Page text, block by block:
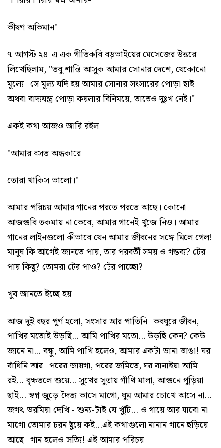
ভীষণ অভিমান"
৭ আগস্ট ২৪-এ এক গীতিকবি বড়ভাইয়ের মেসেজের উত্তরে
লিখেছিলাম, "তবু শান্তি আসুক আমার সোনার দেশে, যেকোনো
মূল্যে। সে মূল্য যদি হয় আমার সোনার সংসারের পোড়া ছাই
অথবা বাদ্যযন্ত্র পোড়া কয়লার বিনিময়ে, তাতেও দুঃখ নেই।"
একই কথা আজও জারি রইল।
"আমার বসত অন্ধকারে—
তোরা থাকিস ভালো।"
আমার পরিচয় আমার গানের পরতে পরতে আছে। কোনো
আজগুবি তকমায় না ভেবে, আমার গানেই খুঁজে নিও। আমার
গানের লাইনগুলো কীভাবে যেন আমার জীবনের সঙ্গে মিলে গেল!
মানুষ কি আগেই জানতে পায়, তার পরবর্তী সময় ও গন্তব্য? টের
পায় কিছু? তোমরা টের পাও? টের পাচ্ছো?
খুব জানতে ইচ্ছে হয়।
আজ দুই বছর পূর্ণ হলো, সংসার আর পাতিনি। ভবঘুরে জীবন,
পাখির মতোই উড়ছি... আমি পাখির মতো... উড়ছি কেন? কেউ
জানে না... বন্ধু, আমি পাখি হলেও, আমার একটা ডানা ভাঙা! ঘর
বাঁধিনি আর। পরের জায়গা, পরের জমিতে, ঘর বানাইয়া আমি
রই... বৃক্ষতলে শুয়ে... সুখের সুতায় গাঁথি মালা, আগুনে পুড়িয়া
ছাই... স্বপ্ন জুড়ে দৈত্য ভাসে মাগো, ঘুম আমার চোখে আসে না...
জগৎ ভরমিয়া দেখি - শুন্য-টাই যে খুঁটি... ও গাঁয়ে আর যাবো না
মাগো তোমার চরন ছুঁয়ে কই...এই কথাগুলো নানান গানে ছড়িয়ে
আছে। গান হলেও সত্যি! এই আমার পরিচয়।